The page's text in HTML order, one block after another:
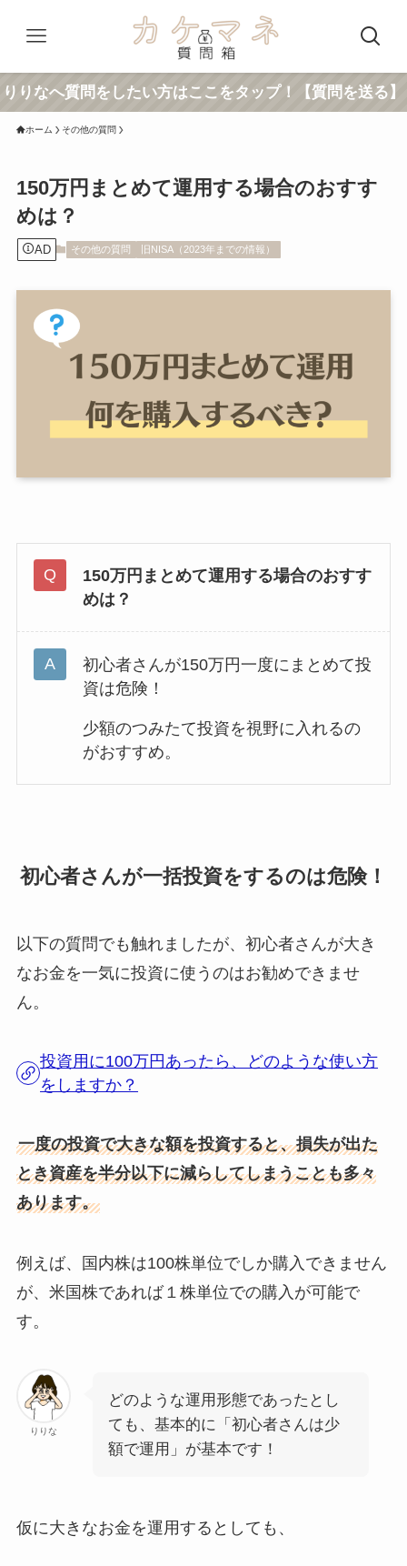
りりなへ質問をしたい方はここをタップ！【質問を送る】
ホーム その他の質問
150万円まとめて運用する場合のおすす
めは？
AD その他の質問 旧NISA（2023年までの情報）
150万円まとめて運用する場合のおすす
めは？
初心者さんが150万円一度にまとめて投
資は危険！
少額のつみたて投資を視野に入れるの
がおすすめ。
初心者さんが一括投資をするのは危険！
以下の質問でも触れましたが、初心者さんが大き
なお金を一気に投資に使うのはお勧めできませ
ん。
投資用に100万円あったら、どのような使い方
をしますか？
一度の投資で大きな額を投資すると、損失が出た
とき資産を半分以下に減らしてしまうことも多々
あります。
例えば、国内株は100株単位でしか購入できません
が、米国株であれば１株単位での購入が可能で
す。
りりな
どのような運用形態であったとし
ても、基本的に「初心者さんは少
額で運用」が基本です！
仮に大きなお金を運用するとしても、